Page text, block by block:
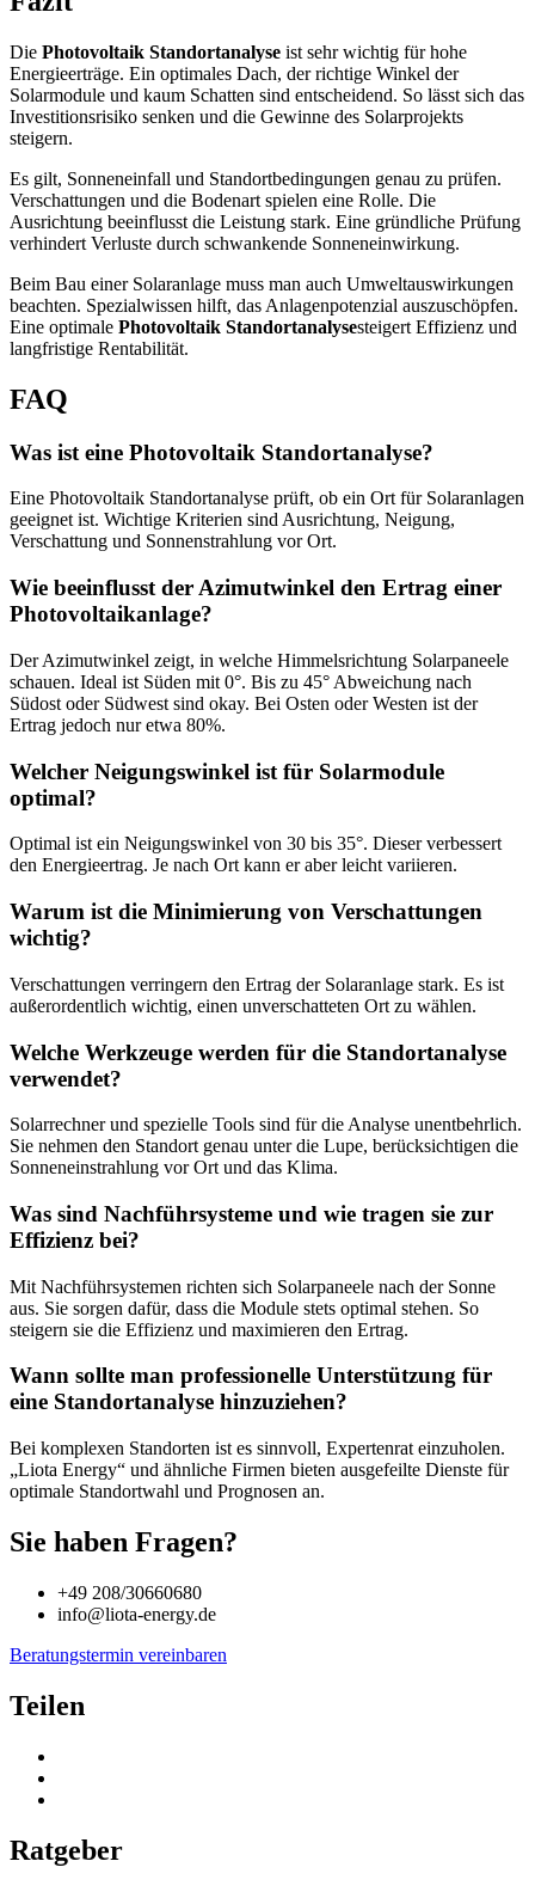
Die Photovoltaik Standortanalyse ist sehr wichtig für hohe
Energieerträge. Ein optimales Dach, der richtige Winkel der
Solarmodule und kaum Schatten sind entscheidend. So lässt sich das
Investitionsrisiko senken und die Gewinne des Solarprojekts
steigern.
Es gilt, Sonneneinfall und Standortbedingungen genau zu prüfen.
Verschattungen und die Bodenart spielen eine Rolle. Die
Ausrichtung beeinflusst die Leistung stark. Eine gründliche Prüfung
verhindert Verluste durch schwankende Sonneneinwirkung.
Beim Bau einer Solaranlage muss man auch Umweltauswirkungen
beachten. Spezialwissen hilft, das Anlagenpotenzial auszuschöpfen.
Eine optimale Photovoltaik Standortanalysesteigert Effizienz und
langfristige Rentabilität.
FAQ
Was ist eine Photovoltaik Standortanalyse?
Eine Photovoltaik Standortanalyse prüft, ob ein Ort für Solaranlagen
geeignet ist. Wichtige Kriterien sind Ausrichtung, Neigung,
Verschattung und Sonnenstrahlung vor Ort.
Wie beeinflusst der Azimutwinkel den Ertrag einer
Photovoltaikanlage?
Der Azimutwinkel zeigt, in welche Himmelsrichtung Solarpaneele
schauen. Ideal ist Süden mit 0°. Bis zu 45° Abweichung nach
Südost oder Südwest sind okay. Bei Osten oder Westen ist der
Ertrag jedoch nur etwa 80%.
Welcher Neigungswinkel ist für Solarmodule
optimal?
Optimal ist ein Neigungswinkel von 30 bis 35°. Dieser verbessert
den Energieertrag. Je nach Ort kann er aber leicht variieren.
Warum ist die Minimierung von Verschattungen
wichtig?
Verschattungen verringern den Ertrag der Solaranlage stark. Es ist
außerordentlich wichtig, einen unverschatteten Ort zu wählen.
Welche Werkzeuge werden für die Standortanalyse
verwendet?
Solarrechner und spezielle Tools sind für die Analyse unentbehrlich.
Sie nehmen den Standort genau unter die Lupe, berücksichtigen die
Sonneneinstrahlung vor Ort und das Klima.
Was sind Nachführsysteme und wie tragen sie zur
Effizienz bei?
Mit Nachführsystemen richten sich Solarpaneele nach der Sonne
aus. Sie sorgen dafür, dass die Module stets optimal stehen. So
steigern sie die Effizienz und maximieren den Ertrag.
Wann sollte man professionelle Unterstützung für
eine Standortanalyse hinzuziehen?
Bei komplexen Standorten ist es sinnvoll, Expertenrat einzuholen.
„Liota Energy“ und ähnliche Firmen bieten ausgefeilte Dienste für
optimale Standortwahl und Prognosen an.
Sie haben Fragen?
+49 208/30660680
info@liota-energy.de
Beratungstermin vereinbaren
Teilen
Ratgeber